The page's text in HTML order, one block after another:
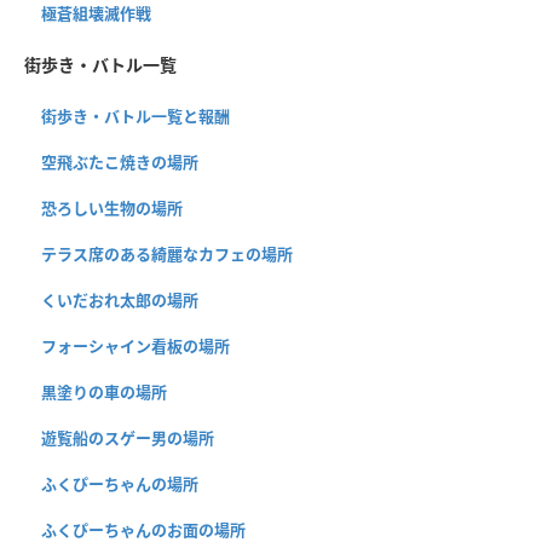
極蒼組壊滅作戦
街歩き・バトル一覧
街歩き・バトル一覧と報酬
空飛ぶたこ焼きの場所
恐ろしい生物の場所
テラス席のある綺麗なカフェの場所
くいだおれ太郎の場所
フォーシャイン看板の場所
黒塗りの車の場所
遊覧船のスゲー男の場所
ふくぴーちゃんの場所
ふくぴーちゃんのお面の場所